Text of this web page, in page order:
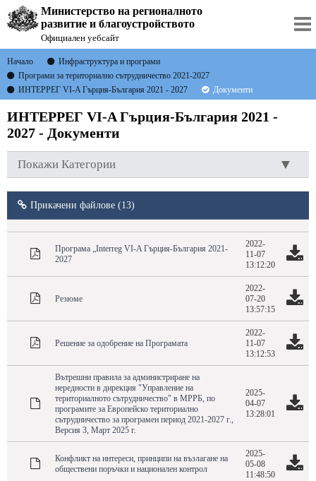
Министерство на регионалното
развитие и благоустройството
Официален уебсайт
Начало
Инфраструктура и програми
Програми за териториално сътрудничество 2021-2027
ИНТЕРРЕГ VI-A Гърция-България 2021 - 2027
Документи
ИНТЕРРЕГ VI-A Гърция-България 2021 -
2027 - Документи
Покажи Категории
Прикачени файлове (13)
Програма „Interreg VI-A Гърция-България 2021-
2027
2022-
11-07
13:12:20
Резюме
2022-
07-20
13:57:15
Решение за одобрение на Програмата
2022-
11-07
13:12:53
Вътрешни правила за администриране на
нередности в дирекция "Управление на
териториалното сътрудничество" в МРРБ, по
програмите за Европейско териториално
сътрудничество за програмен период 2021-2027 г.,
Версия 3, Март 2025 г.
2025-
04-07
13:28:01
Конфликт на интереси, принципи на възлагане на
обществени поръчки и национален контрол
2025-
05-08
11:48:50